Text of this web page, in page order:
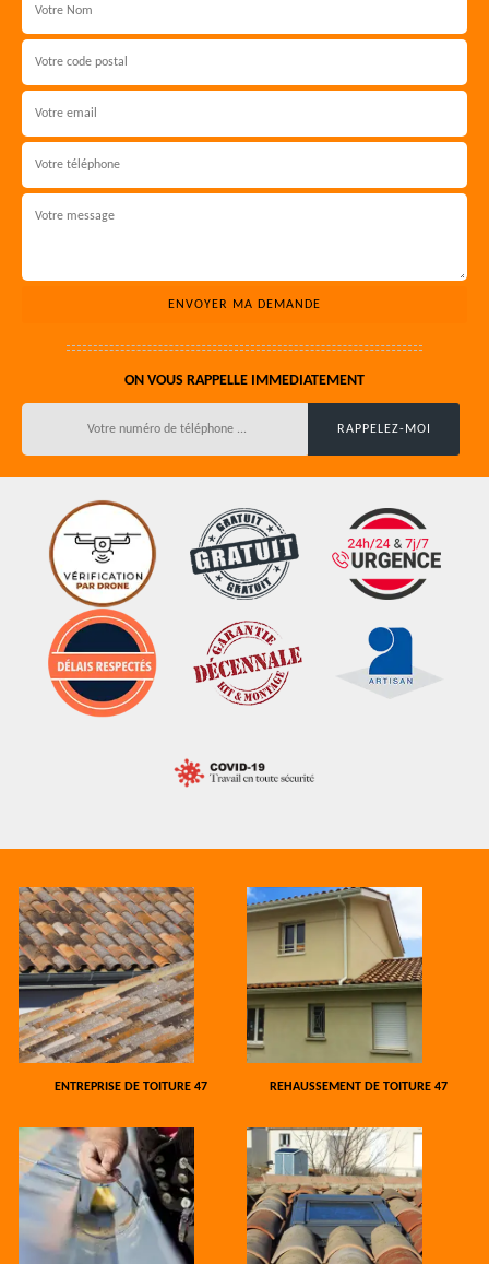
ON VOUS RAPPELLE IMMEDIATEMENT
ENTREPRISE DE TOITURE 47 REHAUSSEMENT DE TOITURE 47